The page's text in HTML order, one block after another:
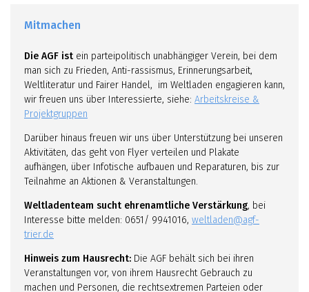
Mitmachen
Die AGF ist ein parteipolitisch unabhängiger Verein, bei dem
man sich zu Frieden, Anti-rassismus, Erinnerungsarbeit,
Weltliteratur und Fairer Handel, im Weltladen engagieren kann,
wir freuen uns über Interessierte, siehe: Arbeitskreise &
Projektgruppen
Darüber hinaus freuen wir uns über Unterstützung bei unseren
Aktivitäten, das geht von Flyer verteilen und Plakate
aufhängen, über Infotische aufbauen und Reparaturen, bis zur
Teilnahme an Aktionen & Veranstaltungen.
Weltladenteam sucht ehrenamtliche Verstärkung, bei
Interesse bitte melden: 0651/ 9941016, weltladen@agf-
trier.de
Hinweis zum Hausrecht: Die AGF behält sich bei ihren
Veranstaltungen vor, von ihrem Hausrecht Gebrauch zu
machen und Personen, die rechtsextremen Parteien oder